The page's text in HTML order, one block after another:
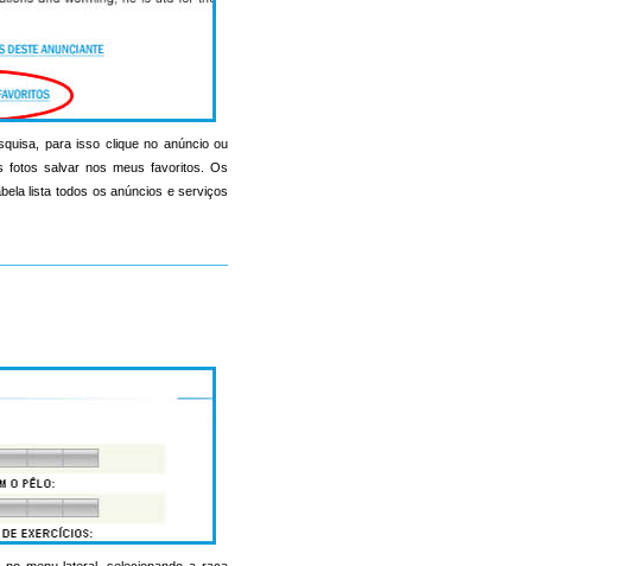
para isso clique no anúncio ou
salvar nos meus favoritos. Os
lista todos os anúncios e serviços